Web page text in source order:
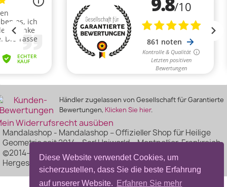
Diese Website verwendet Cookies, um
sicherzustellen, dass Sie die beste Erfahrung
auf unserer Website.
Erfahren Sie mehr
Händler zugelassen von Gesellschaft für Garantierte
Bewertungen, Klicken Sie hier.
Widerrufsrecht ausüben
Mandalashop - Mandalashop – Offizieller Shop für Heilige
Geometrie seit 2014 - Sarl Uniworld – Montpellier, Frankreich
©2014–2026 Mandalashop - Alle Rechte vorbehalten -
Hergestellt von Mediacom87